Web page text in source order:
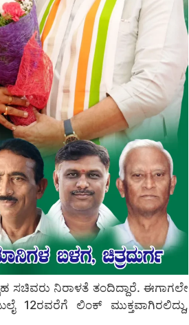
ಸಚಿವರು ನಿರಾಳತೆ ತಂದಿದ್ದಾರೆ. ಈಗಾಗಲೇ
12ರವರೆಗೆ ಲಿಂಕ್ ಮುಕ್ತವಾಗಿರಲಿದ್ದು,